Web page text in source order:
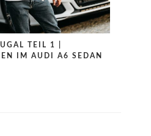
TEIL 1 |
IM AUDI A6 SEDAN